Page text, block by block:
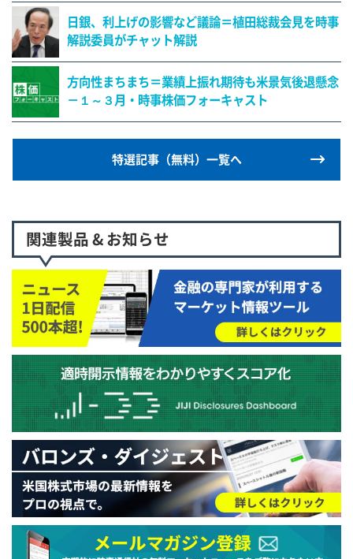
日銀、利上げの影響など議論＝植田総裁会見を時事
解説委員がチャット解説
方向性まちまち＝業績上振れ期待も米景気後退懸念
－１～３月・時事株価フォーキャスト
特選記事（無料）一覧へ
関連製品 & お知らせ